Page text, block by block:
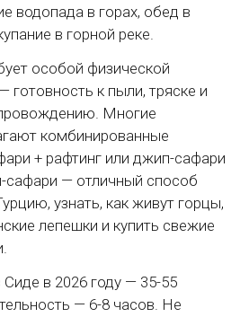
водопада в горах, обед в
в горной реке.
особой физической
готовность к пыли, тряске и
Многие
комбинированные
+ рафтинг или джип-сафари
— отличный способ
узнать, как живут горцы,
лепешки и купить свежие
в 2026 году — 35-55
— 6-8 часов. Не